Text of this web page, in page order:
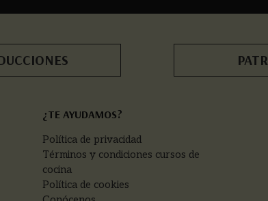
¿TE AYUDAMOS?
Política de privacidad
Términos y condiciones cursos de
cocina
Política de cookies